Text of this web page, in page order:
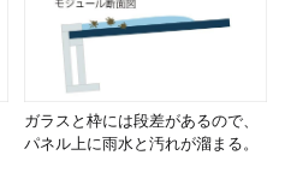
ガラスと枠には段差があるので、
パネル上に雨水と汚れが溜まる。